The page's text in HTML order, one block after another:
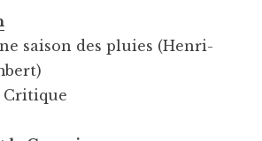
saison des pluies (Henri-
Critique